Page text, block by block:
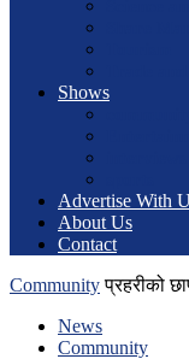
Shows
Advertise With
About Us
Contact
Community प्रहरीको
News
Community